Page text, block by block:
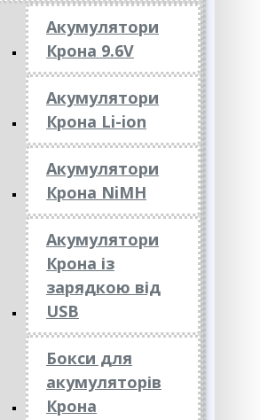
Акумулятори
Крона 9.6V
Акумулятори
Крона Li-ion
Акумулятори
Крона NiMH
Акумулятори
Крона із
зарядкою від
USB
Бокси для
акумуляторів
Крона